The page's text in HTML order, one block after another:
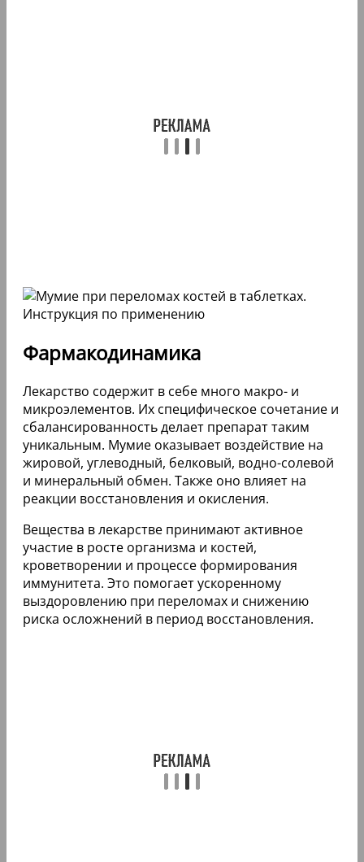
Фармакодинамика
Лекарство содержит в себе много макро- и
микроэлементов. Их специфическое сочетание и
сбалансированность делает препарат таким
уникальным. Мумие оказывает воздействие на
жировой, углеводный, белковый, водно-солевой
и минеральный обмен. Также оно влияет на
реакции восстановления и окисления.
Вещества в лекарстве принимают активное
участие в росте организма и костей,
кроветворении и процессе формирования
иммунитета. Это помогает ускоренному
выздоровлению при переломах и снижению
риска осложнений в период восстановления.